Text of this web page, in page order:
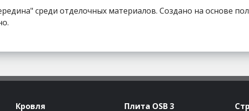
среди отделочных материалов. Создано на основе
Кровля Плита OSB 3